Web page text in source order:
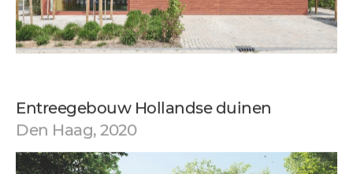
Entreegebouw Hollandse duinen
Den Haag, 2020